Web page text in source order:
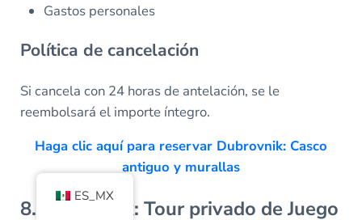
Gastos personales
Política de cancelación
Si cancela con 24 horas de antelación, se le
reembolsará el importe íntegro.
Haga clic aquí para reservar Dubrovnik: Casco
antiguo y murallas
8. Dubrovnik: Tour privado de Juego
ES_MX